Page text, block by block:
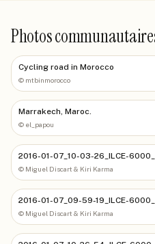
Photos
Cycling road in Morocco
© mtbinmorocco
Marrakech, Maroc.
© el_papou
2016-01-07_10-03-26_ILCE-
© Miguel Discart & Kiri Karma
2016-01-07_09-59-19_ILCE-
© Miguel Discart & Kiri Karma